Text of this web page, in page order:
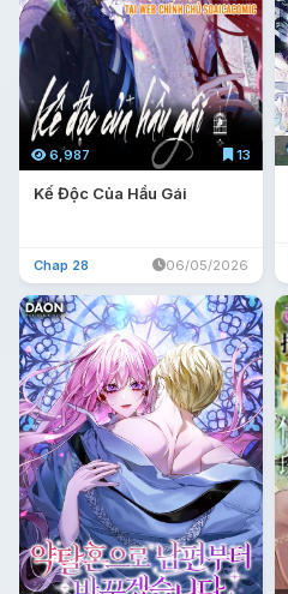
6,987 13
Kế Độc Của Hầu Gái
Chap 28 06/05/2026